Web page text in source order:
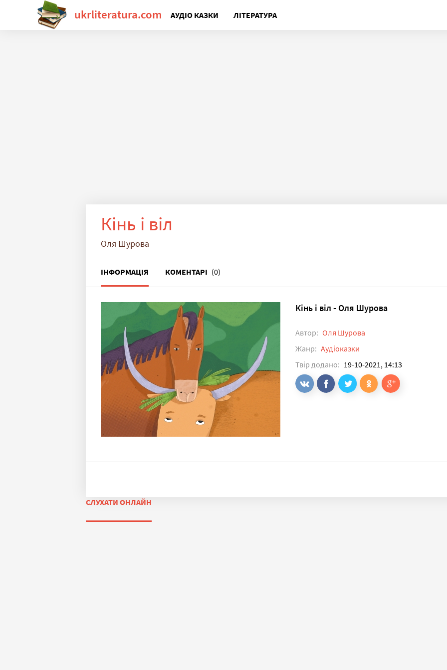
ukrliteratura.com АУДІО КАЗКИ ЛІТЕРАТУРА
Кінь і віл
Оля Шурова
ІНФОРМАЦІЯ КОМЕНТАРІ (0)
Кінь і віл - Оля Шурова
Автор: Оля Шурова
Жанр: Аудіоказки
Твір додано: 19-10-2021, 14:13
СЛУХАТИ ОНЛАЙН